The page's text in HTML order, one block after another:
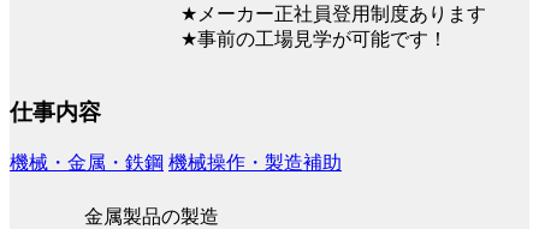
★メーカー正社員登用制度あります
★事前の工場見学が可能です！
仕事内容
機械・金属・鉄鋼 機械操作・製造補助
金属製品の製造